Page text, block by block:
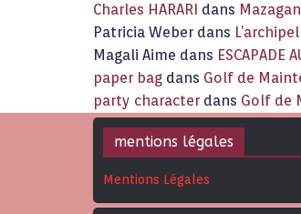
Charles HARARI dans
Patricia Weber dans
Magali Aime dans ESCAPADE
paper bag dans Golf de
party character dans Golf de
mentions légales
Mentions Légales